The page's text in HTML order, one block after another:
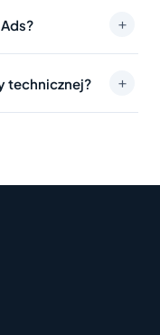
+
technicznej? +